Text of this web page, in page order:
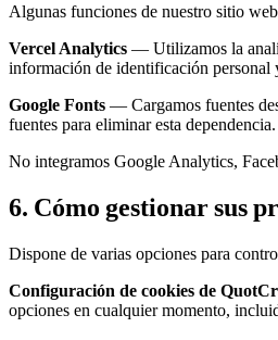
Algunas funciones de nuestro sitio
Vercel Analytics — Utilizamos la
información de identificación personal
Google Fonts — Cargamos fuentes
fuentes para eliminar esta dependencia.
No integramos Google Analytics,
6. Cómo gestionar sus
Dispone de varias opciones para
Configuración de cookies de
opciones en cualquier momento,